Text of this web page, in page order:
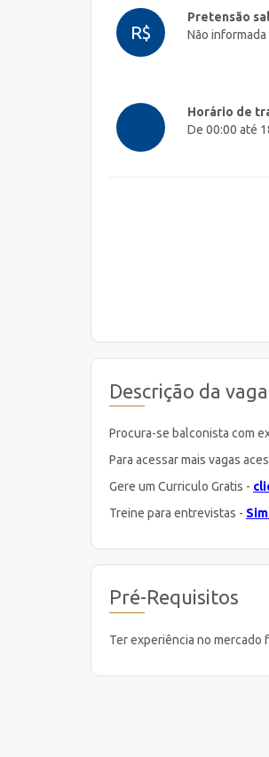
R$
Pretensão
Não informada
Horário de
De 00:00 até
Descrição da vaga
Procura-se balconista com
Para acessar mais vagas
Gere um Curriculo Gratis -
Treine para entrevistas -
Pré-Requisitos
Ter experiência no mercado